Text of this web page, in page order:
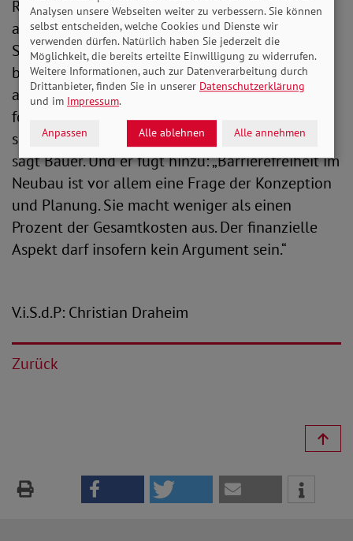
Regeln erforderlich. „Barrierefreiheit sollte nicht
allein auf die Zielgruppen Seniorinnen und
Senioren und Menschen mit Behinderungen
bezogen werden. Nutzerinnen und Nutzer in
allen Lebenslagen profitieren von ihr. Deshalb
fordern wir, dass Barrierefreiheit
selbstverständlicher Standard im Neubau wird“,
sagt Bauer. Und er fügt hinzu: „Barrierefreiheit im
Neubau ist vor allem eine Frage der Konzeption
und Planung. Sie macht weniger als einen
Prozent der Gesamtkosten aus. Der finanzielle
Aspekt darf insofern kein Argument sein.“
V.i.S.d.P: Christian Draheim
Zurück
Analysen unsere Webseiten weiter zu verbessern. Sie können
selbst entscheiden, welche Cookies und Dienste wir
verwenden dürfen. Natürlich haben Sie jederzeit die
Möglichkeit, die bereits erteilte Einwilligung zu widerrufen.
Weitere Informationen, auch zur Datenverarbeitung durch
Drittanbieter, finden Sie in unserer Datenschutzerklärung
und im Impressum.
Anpassen Alle ablehnen Alle annehmen